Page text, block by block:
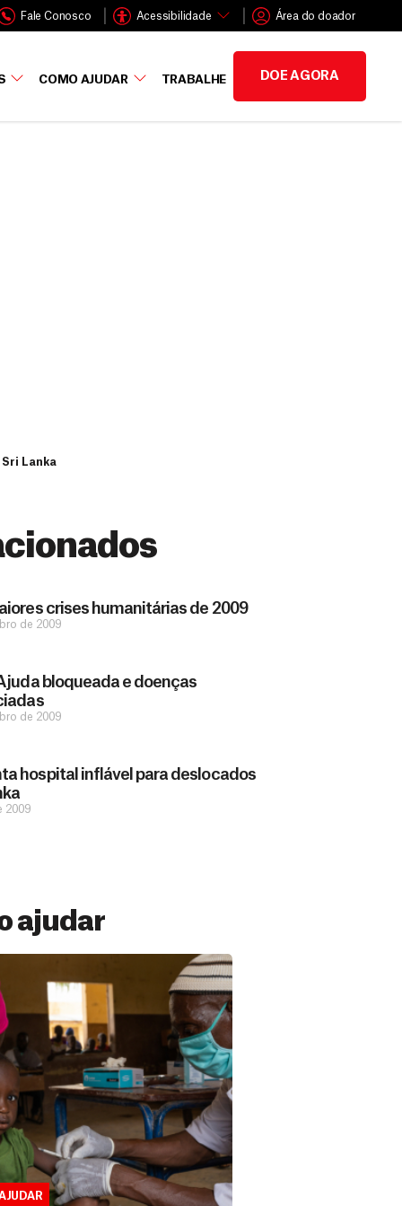
Fale Conosco Acessibilidade Área do doador
COMO AJUDAR TRABALHE DOE AGORA
Lanka
crises humanitárias de 2009
de 2009
bloqueada e doenças
de 2009
hospital inflável para deslocados
2009
ajudar
constantes de pessoas como você
estar preparados para salvar
países. Veja por que se tornar...